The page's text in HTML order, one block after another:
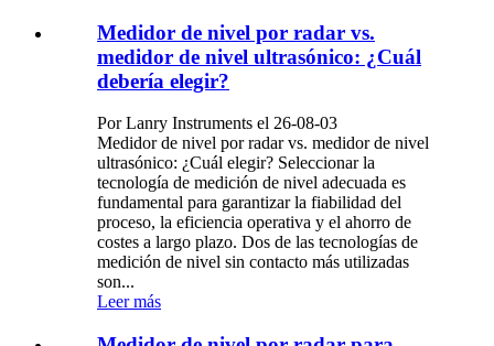
Medidor de nivel por radar vs.
medidor de nivel ultrasónico: ¿Cuál
debería elegir?
Por Lanry Instruments el 26-08-03
Medidor de nivel por radar vs. medidor de nivel
ultrasónico: ¿Cuál elegir? Seleccionar la
tecnología de medición de nivel adecuada es
fundamental para garantizar la fiabilidad del
proceso, la eficiencia operativa y el ahorro de
costes a largo plazo. Dos de las tecnologías de
medición de nivel sin contacto más utilizadas
son...
Leer más